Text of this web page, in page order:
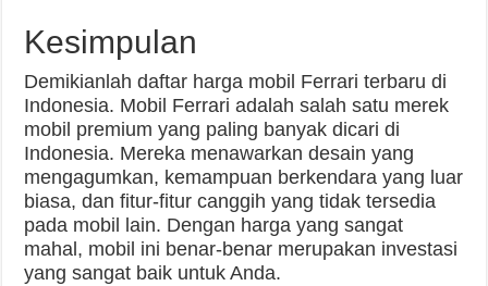
Kesimpulan
Demikianlah daftar harga mobil Ferrari terbaru di
Indonesia. Mobil Ferrari adalah salah satu merek
mobil premium yang paling banyak dicari di
Indonesia. Mereka menawarkan desain yang
mengagumkan, kemampuan berkendara yang luar
biasa, dan fitur-fitur canggih yang tidak tersedia
pada mobil lain. Dengan harga yang sangat
mahal, mobil ini benar-benar merupakan investasi
yang sangat baik untuk Anda.